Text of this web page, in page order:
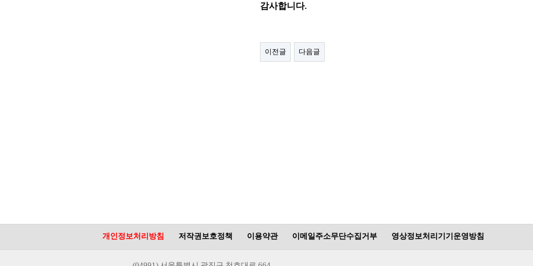
감사합니다.
이전글 다음글
개인정보처리방침 저작권보호정책 이용약관 이메일주소무단수집거부 영상정보처리기기운영방침